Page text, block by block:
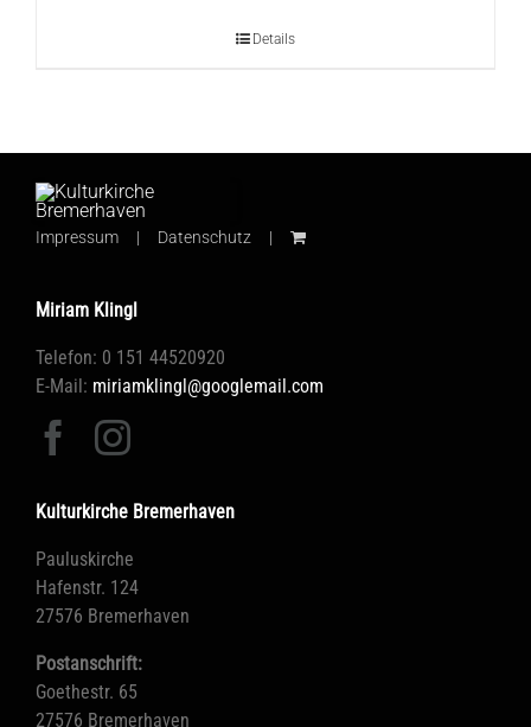
Details
Impressum Datenschutz
Miriam Klingl
Telefon: 0 151 44520920
E-Mail: miriamklingl@googlemail.com
Kulturkirche Bremerhaven
Pauluskirche
Hafenstr. 124
27576 Bremerhaven
Postanschrift:
Goethestr. 65
27576 Bremerhaven